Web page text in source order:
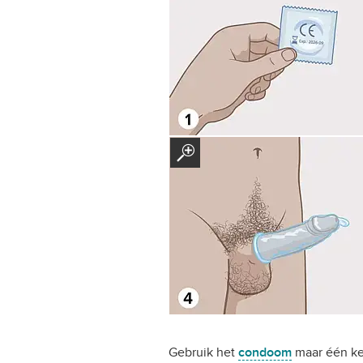
Gebruik het condoom maar één